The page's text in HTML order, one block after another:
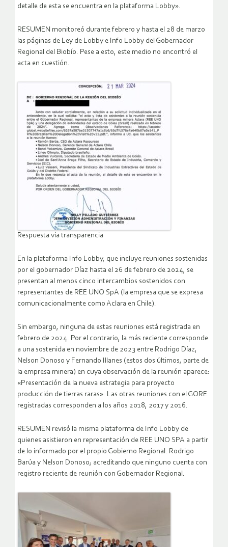
detalle de esta se encuentra en la plataforma Lobby».
RESUMEN monitoreó durante febrero y hasta el 28 de marzo
las páginas de Ley de Lobby e Info Lobby del Gobernador
Regional del Biobío. Pese a esto, este medio no encontró el
acta en cuestión.
Respuesta vía transparencia
En la plataforma Info Lobby, que incluye reuniones sostenidas
por el gobernador Díaz hasta el 26 de febrero de 2024, se
presentan al menos cinco intercambios sostenidos con
representantes de REE UNO SpA (la empresa que se expresa
comunicacionalmente como Aclara en Chile).
Sin embargo, ninguna de estas reuniones está registrada en
febrero de 2024. Por el contrario, la más reciente corresponde
a una sostenida en noviembre de 2023 entre Rodrigo Díaz,
Nelson Donoso y Fernando Illanes (estos dos últimos, parte de
la empresa minera) en cuya observación de la reunión aparece:
«Presentación de la nueva estrategia para proyecto
producción de tierras raras». Las otras reuniones con el GORE
registradas corresponden a los años 2018, 2017 y 2016.
RESUMEN revisó la misma plataforma de Info Lobby de
quienes asistieron en representación de REE UNO SPA a partir
de lo informado por el propio Gobierno Regional: Rodrigo
Barúa y Nelson Donoso; acreditando que ninguno cuenta con
registro reciente de reunión con Gobernador Regional.